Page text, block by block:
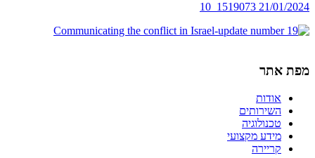
21/01/2024 1519073_10
מפת אתר
אודות
השירותים
טכנולוגיה
מידע מקצועי
קריירה